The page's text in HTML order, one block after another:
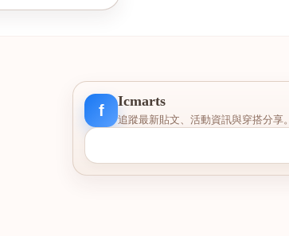
f
Icmarts
追蹤最新貼文、活動資訊與穿搭分享。